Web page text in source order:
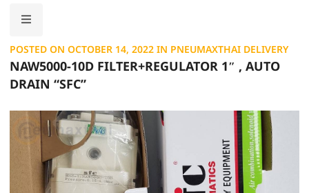
POSTED ON OCTOBER 14, 2022IN PNEUMAXTHAI DELIVERY
NAW5000-10D FILTER+REGULATOR 1″ , AUTO
DRAIN “SFC”